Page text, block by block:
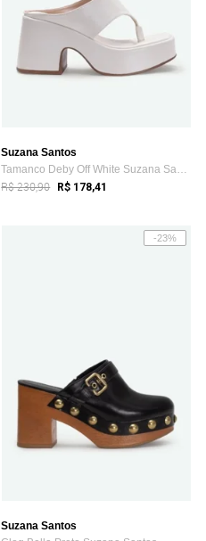
Suzana Santos
Tamanco Deby Off White Suzana Santos
R$ 230,90 R$ 178,41
-23%
Suzana Santos